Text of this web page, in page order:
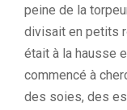
peine de la
divisait en petits
était à la hausse
commencé à
des soies, des